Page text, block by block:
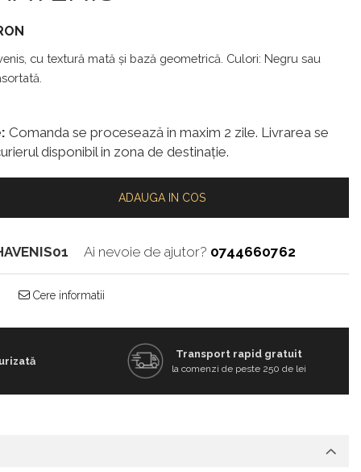
cu textură mată și bază geometrică. Culori: Negru sau
Comanda se procesează in maxim 2 zile. Livrarea se
disponibil in zona de destinație.
ADAUGA IN COS
Ai nevoie de ajutor? 0744660762
Cere informatii
Transport rapid gratuit
la comenzi de peste 250 de lei